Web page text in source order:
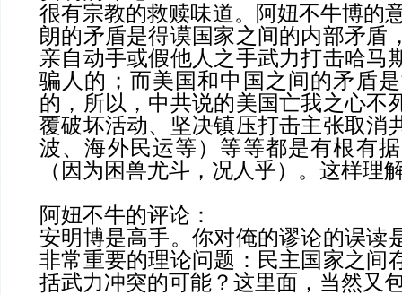
很有宗教的救赎味道。阿妞不牛博的
朗的矛盾是得谟国家之间的内部矛盾
亲自动手或假他人之手武力打击哈马
骗人的；而美国和中国之间的矛盾
的，所以，中共说的美国亡我之心不
覆破坏活动、坚决镇压打击主张取消
波、海外民运等）等等都是有根有
（因为困兽尤斗，况人乎）。这样理
阿妞不牛的评论 ：
安明博是高手。你对俺的谬论的误读
非常重要的理论问题：民主国家之间
括武力冲突的可能？这里面，当然又